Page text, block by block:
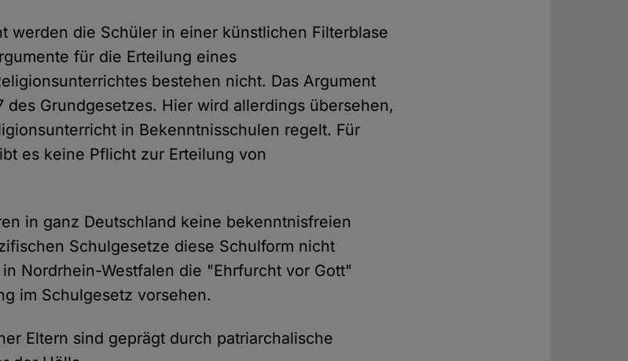
werden die Schüler in einer künstlichen Filterblase
für die Erteilung eines
bestehen nicht. Das Argument
Grundgesetzes. Hier wird allerdings übersehen,
in Bekenntnisschulen regelt. Für
es keine Pflicht zur Erteilung von
in ganz Deutschland keine bekenntnisfreien
Schulgesetze diese Schulform nicht
Nordrhein-Westfalen die "Ehrfurcht vor Gott"
im Schulgesetz vorsehen.
Eltern sind geprägt durch patriarchalische